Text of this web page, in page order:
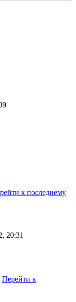
к последнему
20:31
Перейти к